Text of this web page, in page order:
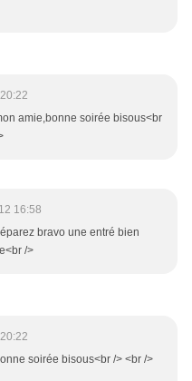
amie,bonne soirée bisous<br
16:58
bravo une entré bien
/>
soirée bisous<br /> <br />